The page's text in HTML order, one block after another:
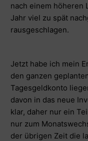
nach einem höheren
Jahr viel zu spät
rausgeschlagen.
Jetzt habe ich mein
den ganzen
Tagesgeldkonto
davon in das neue
klar, daher nur ein
nur zum
der übrigen Zeit die